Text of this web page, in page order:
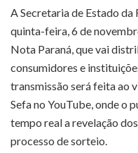
A Secretaria de Estado da
quinta-feira, 6 de
Nota Paraná, que vai
consumidores e
transmissão será feita ao
Sefa no YouTube, onde o
tempo real a revelação
processo de sorteio.